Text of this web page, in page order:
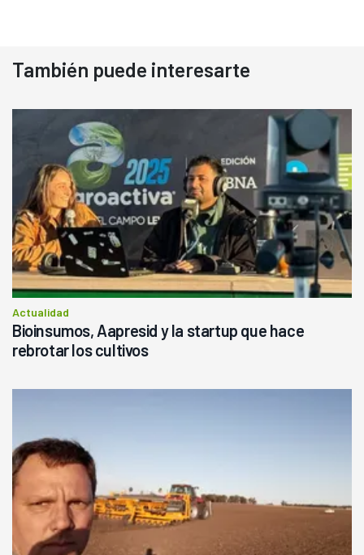
También puede interesarte
Actualidad
Bioinsumos, Aapresid y la startup que hace
rebrotar los cultivos